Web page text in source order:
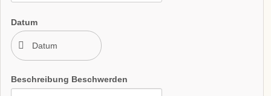
Datum
Beschreibung Beschwerden